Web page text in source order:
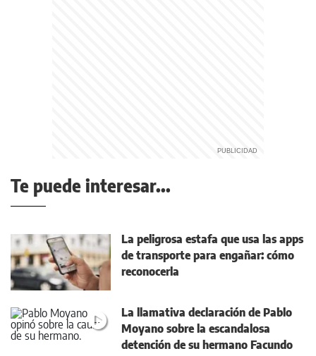
Te puede interesar...
La peligrosa estafa que usa las apps
de transporte para engañar: cómo
reconocerla
La llamativa declaración de Pablo
Moyano sobre la escandalosa
detención de su hermano Facundo